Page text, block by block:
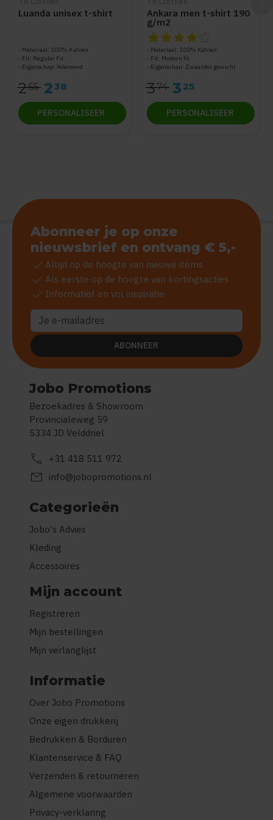
Luanda unisex t-shirt
Materiaal: 100% Katoen
Fit: Regular Fit
Eigenschap: Ademend
265 2 38
PERSONALISEER
Ankara men t-shirt 190
g/m2
De beoordeling van dit
Materiaal: 100% Katoen
Fit: Modern fit
Eigenschap: Zwaarder gewicht
374 3 25
PERSONALISEER
Jobo Promotions
Bezoekadres & Showroom
Provincialeweg 59
5334 JD Velddriel
call +31 418 511 972
mail info@jobopromotions.nl
Categorieën
Jobo's Advies
Kleding
Accessoires
Mijn account
Registreren
Mijn bestellingen
Mijn verlanglijst
Informatie
Over Jobo Promotions
Onze eigen drukkerij
Bedrukken & Borduren
Klantenservice & FAQ
Verzenden & retourneren
Algemene voorwaarden
Privacy-verklaring
Abonneer je op onze
nieuwsbrief en ontvang € 5,-
check Altijd op de hoogte van nieuwe items
check Als eerste op de hoogte van kortingsacties
check Informatief en vol inspiratie
ABONNEER